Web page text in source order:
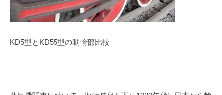
KD5型と KD55型の動輪部比較